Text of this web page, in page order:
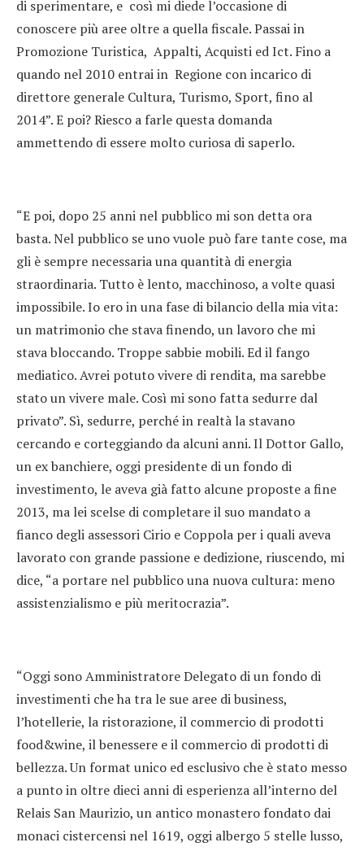
di sperimentare, e così mi diede l’occasione di
conoscere più aree oltre a quella fiscale. Passai in
Promozione Turistica, Appalti, Acquisti ed Ict. Fino a
quando nel 2010 entrai in Regione con incarico di
direttore generale Cultura, Turismo, Sport, fino al
2014”. E poi? Riesco a farle questa domanda
ammettendo di essere molto curiosa di saperlo.
“E poi, dopo 25 anni nel pubblico mi son detta ora
basta. Nel pubblico se uno vuole può fare tante cose, ma
gli è sempre necessaria una quantità di energia
straordinaria. Tutto è lento, macchinoso, a volte quasi
impossibile. Io ero in una fase di bilancio della mia vita:
un matrimonio che stava finendo, un lavoro che mi
stava bloccando. Troppe sabbie mobili. Ed il fango
mediatico. Avrei potuto vivere di rendita, ma sarebbe
stato un vivere male. Così mi sono fatta sedurre dal
privato”. Sì, sedurre, perché in realtà la stavano
cercando e corteggiando da alcuni anni. Il Dottor Gallo,
un ex banchiere, oggi presidente di un fondo di
investimento, le aveva già fatto alcune proposte a fine
2013, ma lei scelse di completare il suo mandato a
fianco degli assessori Cirio e Coppola per i quali aveva
lavorato con grande passione e dedizione, riuscendo, mi
dice, “a portare nel pubblico una nuova cultura: meno
assistenzialismo e più meritocrazia”.
“Oggi sono Amministratore Delegato di un fondo di
investimenti che ha tra le sue aree di business,
l’hotellerie, la ristorazione, il commercio di prodotti
food&wine, il benessere e il commercio di prodotti di
bellezza. Un format unico ed esclusivo che è stato messo
a punto in oltre dieci anni di esperienza all’interno del
Relais San Maurizio, un antico monastero fondato dai
monaci cistercensi nel 1619, oggi albergo 5 stelle lusso,